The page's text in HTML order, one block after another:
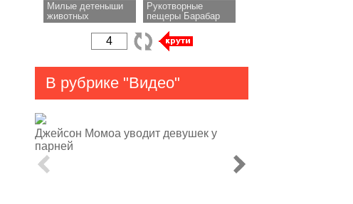
Милые детеныши
животных
Рукотворные
пещеры Барабар
В рубрике "Видео"
Джейсон Момоа уводит девушек у
парней